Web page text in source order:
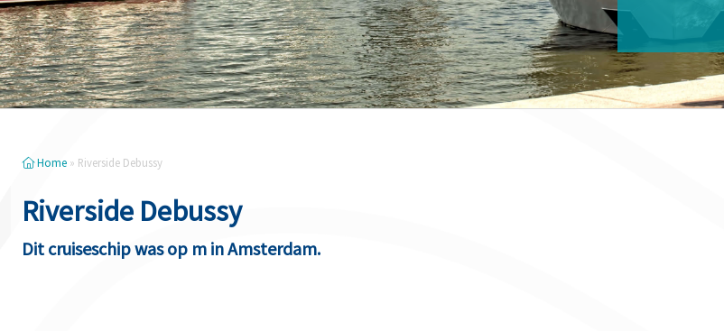
Home » Riverside Debussy
Riverside Debussy
Dit cruiseschip was op m in Amsterdam.